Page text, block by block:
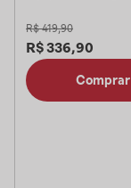
R$ 419,90
R$336,90
Comprar